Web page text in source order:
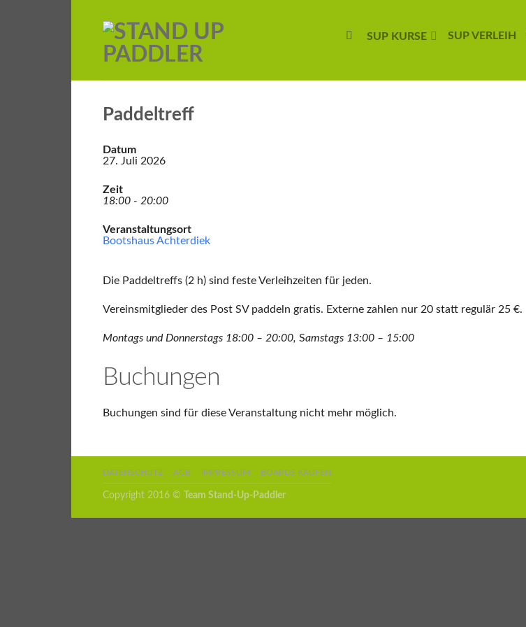
SUP KURSE SUP VERLEIH
Paddeltreff
Datum
27. Juli 2026
Zeit
18:00 - 20:00
Veranstaltungsort
Bootshaus Achterdiek
Die Paddeltreffs (2 h) sind feste Verleihzeiten für jeden.
Vereinsmitglieder des Post SV paddeln gratis. Externe zahlen nur 20 statt regulär 25 €.
Montags und Donnerstags 18:00 – 20:00, Samstags 13:00 – 15:00
Buchungen
Buchungen sind für diese Veranstaltung nicht mehr möglich.
DATENSCHUTZ AGB IMPRESSUM BOARDS KAUFEN
Copyright 2016 © Team Stand-Up-Paddler